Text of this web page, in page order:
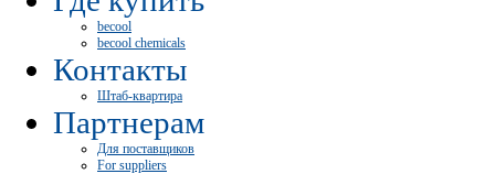
becool
becool chemicals
Контакты
Штаб-квартира
Партнерам
Для поставщиков
For suppliers